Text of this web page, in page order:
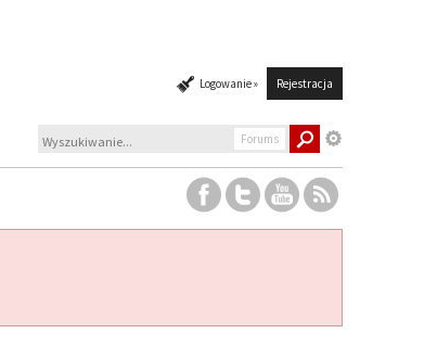
Logowanie » Rejestracja
Forums